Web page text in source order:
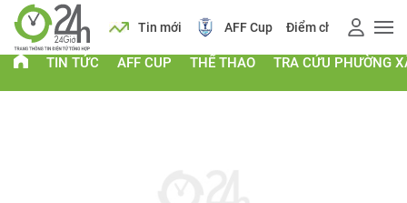
Lịch Tin mới AFF Cup Điểm chuẩn 2026
TIN TỨC AFF CUP THỂ THAO TRA CỨU PHƯỜNG